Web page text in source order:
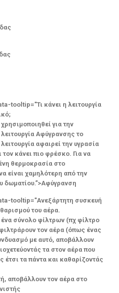
tooltip="Τι κάνει η λειτουργία
για την
Αφύγρανσης το
αφαιρεί την υγρασία
κάνει πιο φρέσκο. Για να
θερμοκρασία στο
είναι χαμηλότερη από την
δωματίου.”>Αφύγρανση
tooltip="Ανεξάρτητη συσκευή
του αέρα.
ένα σύνολο φίλτρων (πχ φίλτρο
τον αέρα (όπως ένας
με αυτό, αποβάλλουν
τα στον αέρα που
τα πάντα και καθαρίζοντάς
αποβάλλουν τον αέρα στο